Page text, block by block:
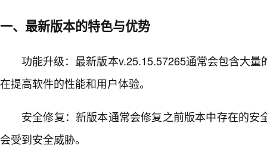
一、最新版本的特色与优势
功能升级：最新版本v.25.15.57265通常会包含大
在提高软件的性能和用户体验。
安全修复：新版本通常会修复之前版本中存在的安
会受到安全威胁。